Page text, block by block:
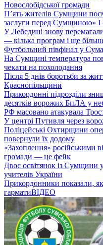
Новослобідської громади
П’ять жителів Сумщини
заслуги перед Сумщиною» І
У Лебедині знову
— кілька програм і ще більше
Футбольний півфінал у
На Сумщині температура
чекати на похолодання
Після 5 днів боротьби за
Краснопільщини
Прикордонні підрозділи
десятків ворожих БпЛА у
РФ масовано атакувала
У центрі Путивля через
Поліцейські Охтирщини
повернули їх додому
«Захоплення» російськими
громади — це фейк
Двоє освітянок із
учителів України
Прикордонники показали,
гарматиВІДЕО